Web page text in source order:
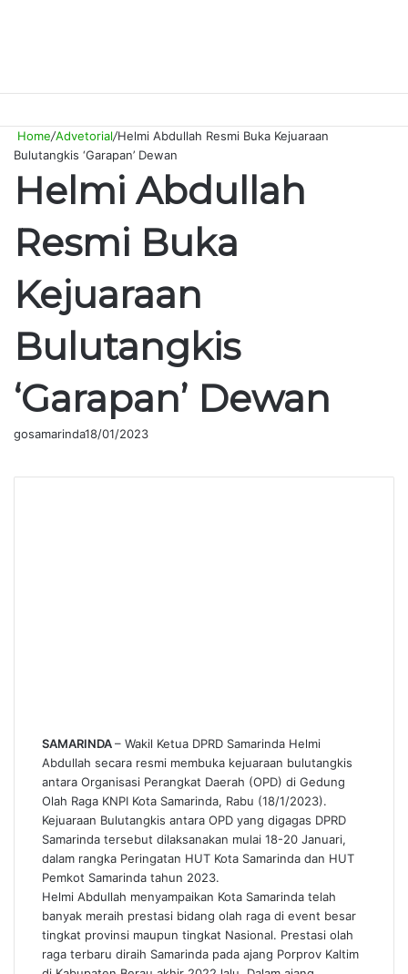
skin
for
Home/Advetorial/Helmi Abdullah Resmi Buka Kejuaraan
Bulutangkis ‘Garapan’ Dewan
Helmi Abdullah
Resmi Buka
Kejuaraan
Bulutangkis
‘Garapan’ Dewan
gosamarinda18/01/2023
SAMARINDA– Wakil Ketua DPRD Samarinda Helmi
Abdullah secara resmi membuka kejuaraan bulutangkis
antara Organisasi Perangkat Daerah (OPD) di Gedung
Olah Raga KNPI Kota Samarinda, Rabu (18/1/2023).
Kejuaraan Bulutangkis antara OPD yang digagas DPRD
Samarinda tersebut dilaksanakan mulai 18-20 Januari,
dalam rangka Peringatan HUT Kota Samarinda dan HUT
Pemkot Samarinda tahun 2023.
Helmi Abdullah menyampaikan Kota Samarinda telah
banyak meraih prestasi bidang olah raga di event besar
tingkat provinsi maupun tingkat Nasional. Prestasi olah
raga terbaru diraih Samarinda pada ajang Porprov Kaltim